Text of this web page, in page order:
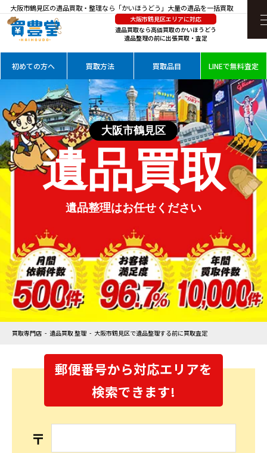
大阪市鶴見区の遺品買取・整理なら「かいほうどう」大量の遺品を一括買取
大阪市鶴見区エリアに対応
遺品買取なら高価買取のかいほうどう
遺品整理の前に出張買取・査定
初めての方へ 買取方法 買取品目 LINEで無料査定
遺品買取
遺品整理はお任せください
大阪市鶴見区
買取専門店 遺品買取 整理 大阪市鶴見区で遺品整理する前に買取査定
郵便番号から対応エリアを
検索できます!
〒